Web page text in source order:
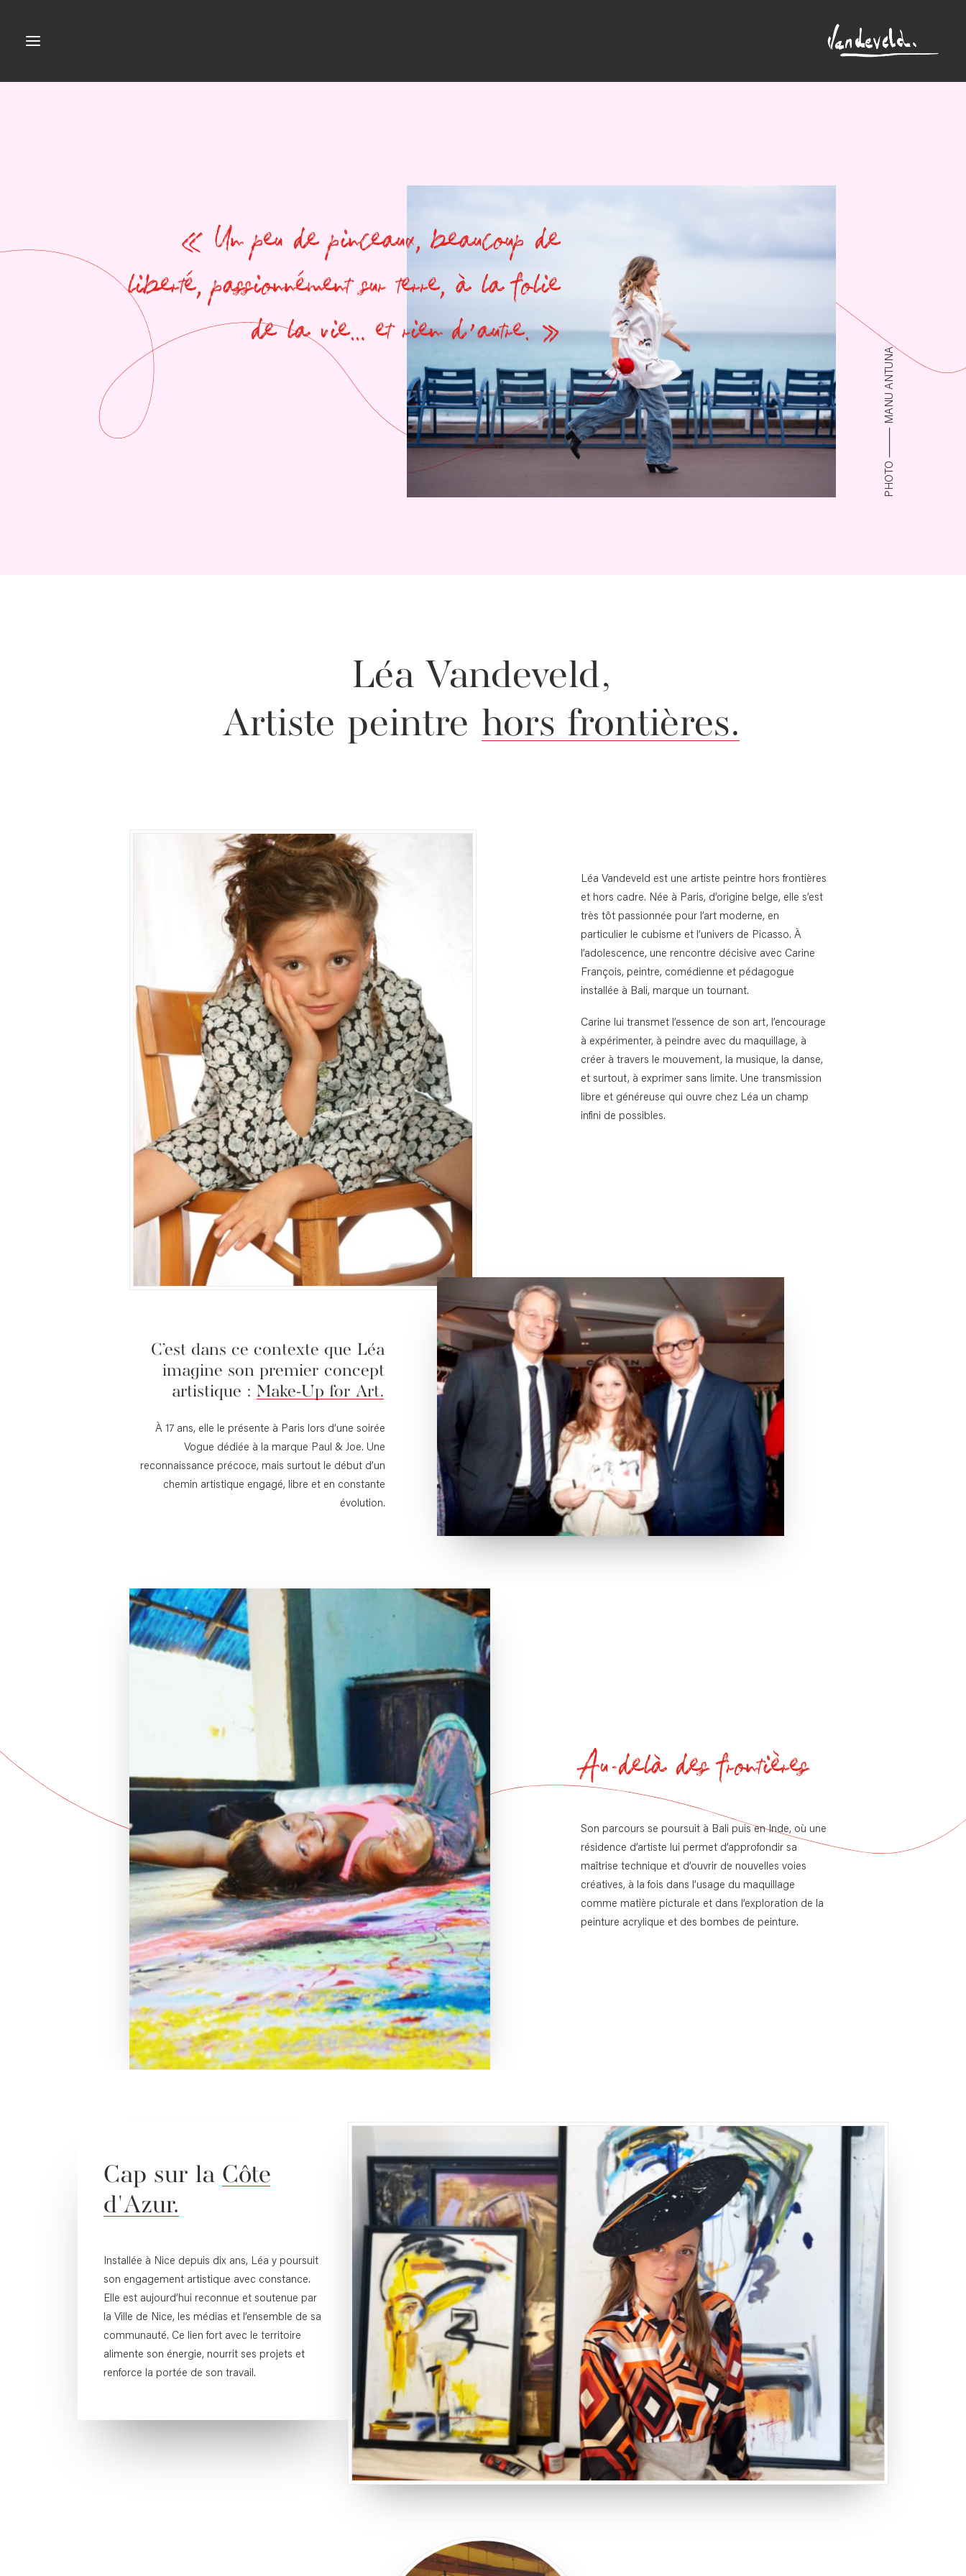
« Un peu de pinceaux, beaucoup de
liberté, passionnément sur terre, à la folie
de la vie… et rien d’autre. »
PHOTO ⸻ MANU ANTUNA
Léa Vandeveld,
Artiste peintre hors frontières.
Léa Vandeveld est une artiste peintre hors frontières
et hors cadre. Née à Paris, d’origine belge, elle s’est
très tôt passionnée pour l’art moderne, en
particulier le cubisme et l’univers de Picasso. À
l’adolescence, une rencontre décisive avec Carine
François, peintre, comédienne et pédagogue
installée à Bali, marque un tournant.
Carine lui transmet l’essence de son art, l’encourage
à expérimenter, à peindre avec du maquillage, à
créer à travers le mouvement, la musique, la danse,
et surtout, à exprimer sans limite. Une transmission
libre et généreuse qui ouvre chez Léa un champ
infini de possibles.
C’est dans ce contexte que Léa
imagine son premier concept
artistique : Make-Up for Art.
À 17 ans, elle le présente à Paris lors d’une soirée
Vogue dédiée à la marque Paul & Joe. Une
reconnaissance précoce, mais surtout le début d’un
chemin artistique engagé, libre et en constante
évolution.
Au-delà des frontières
Son parcours se poursuit à Bali puis en Inde, où une
résidence d’artiste lui permet d’approfondir sa
maîtrise technique et d’ouvrir de nouvelles voies
créatives, à la fois dans l’usage du maquillage
comme matière picturale et dans l’exploration de la
peinture acrylique et des bombes de peinture.
Cap sur la Côte
d'Azur.
Installée à Nice depuis dix ans, Léa y poursuit
son engagement artistique avec constance.
Elle est aujourd’hui reconnue et soutenue par
la Ville de Nice, les médias et l’ensemble de sa
communauté. Ce lien fort avec le territoire
alimente son énergie, nourrit ses projets et
renforce la portée de son travail.